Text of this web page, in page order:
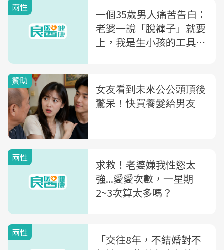
兩性
一個35歲男人痛苦告白：
老婆一說「脫褲子」就要
上，我是生小孩的工具
兩性
求救！老婆嫌我性慾太
強...愛愛次數，一星期
2~3次算太多嗎？
兩性
「交往8年，不結婚對不